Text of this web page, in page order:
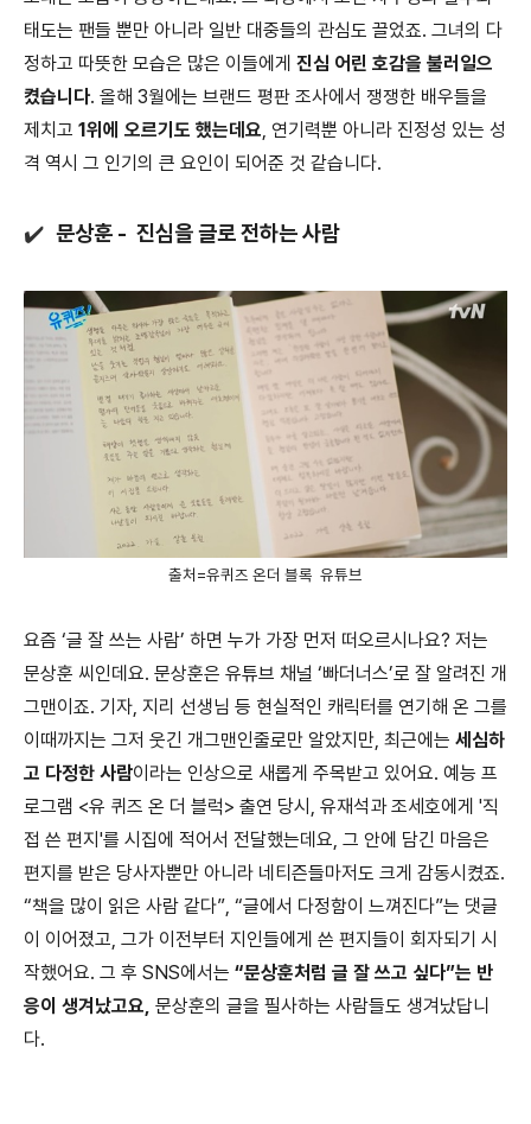
태도는 팬들 뿐만 아니라 일반 대중들의 관심도 끌었죠. 그녀의 다
정하고 따뜻한 모습은 많은 이들에게 진심 어린 호감을 불러일으
켰습니다. 올해 3월에는 브랜드 평판 조사에서 쟁쟁한 배우들을
제치고 1위에 오르기도 했는데요 , 연기력뿐 아니라 진정성 있는 성
격 역시 그 인기의 큰 요인이 되어준 것 같습니다.
✔️ 문상훈 - 진심을 글로 전하는 사람
출처=유퀴즈 온더 블록 유튜브
요즘 ‘글 잘 쓰는 사람’ 하면 누가 가장 먼저 떠오르시나요? 저는
문상훈 씨인데요. 문상훈은 유튜브 채널 ‘빠더너스’로 잘 알려진 개
그맨이죠. 기자, 지리 선생님 등 현실적인 캐릭터를 연기해 온 그를
이때까지는 그저 웃긴 개그맨인줄로만 알았지만, 최근에는 세심하
고 다정한 사람이라는 인상으로 새롭게 주목받고 있어요. 예능 프
로그램 <유 퀴즈 온 더 블럭> 출연 당시, 유재석과 조세호에게 '직
접 쓴 편지'를 시집에 적어서 전달했는데요, 그 안에 담긴 마음은
편지를 받은 당사자뿐만 아니라 네티즌들마저도 크게 감동시켰죠.
“책을 많이 읽은 사람 같다”, “글에서 다정함이 느껴진다”는 댓글
이 이어졌고, 그가 이전부터 지인들에게 쓴 편지들이 회자되기 시
작했어요. 그 후 SNS에서는 “문상훈처럼 글 잘 쓰고 싶다”는 반
응이 생겨났고요, 문상훈의 글을 필사하는 사람들도 생겨났답니
다.